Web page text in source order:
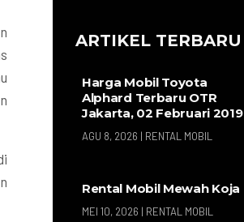
ARTIKEL TERBARU
Harga Mobil Toyota
Alphard Terbaru OTR
Jakarta, 02 Februari 2019
AGU 8, 2026 | RENTAL MOBIL
Rental Mobil Mewah Koja
MEI 10, 2026 | RENTAL MOBIL